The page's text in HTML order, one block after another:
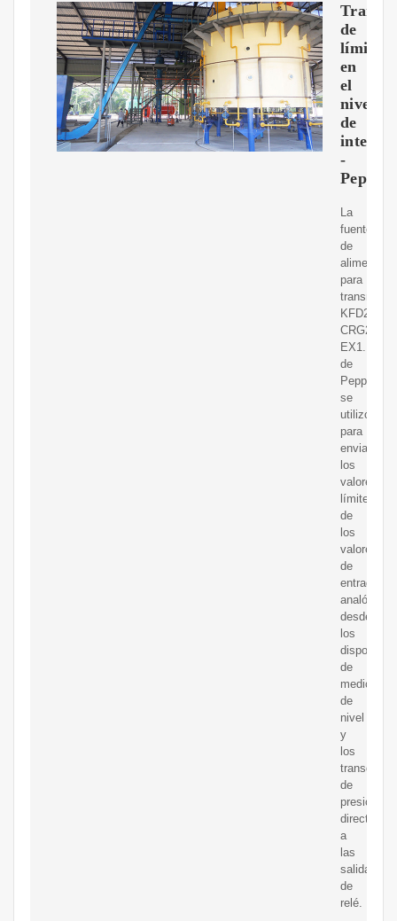
de
límites
en
el
nivel
de
interfaz
-
La
fuente
de
para
transmisor
KFD2-
CRG2-
EX1.D
de
se
utilizó
para
enviar
los
valores
límite
de
los
valores
de
entrada
analógica
desde
los
de
medición
de
nivel
y
los
de
presión
a
las
salidas
de
relé.